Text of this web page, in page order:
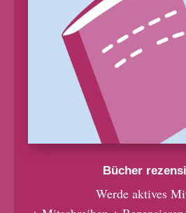
Bücher
Werde aktives